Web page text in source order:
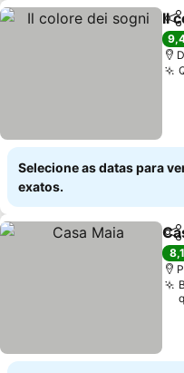
Il
Selecione as datas para
exatos.
8,1